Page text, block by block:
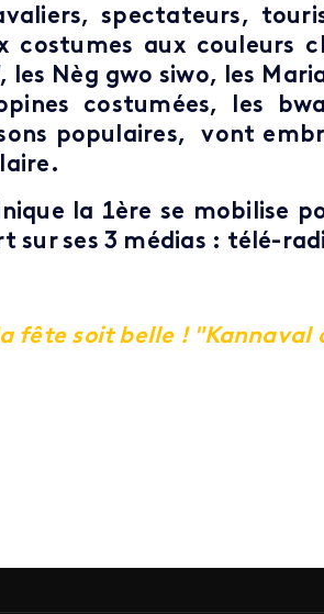
spectateurs,
costumes aux couleurs
les Nèg gwo siwo, les
costumées, les
populaires, vont
la 1ère se mobilise
sur ses 3 médias : télé-
fête soit belle !